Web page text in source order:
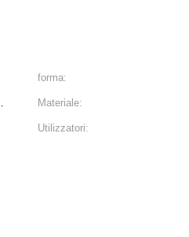
forma:
Materiale:
Utilizzatori: